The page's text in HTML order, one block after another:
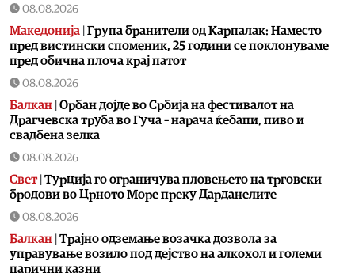
08.08.2026
Македонија Група бранители од Карпалак: Наместо
пред вистински споменик, 25 години се поклонуваме
пред обична плоча крај патот
08.08.2026
Балкан Орбан дојде во Србија на фестивалот на
Драгчевска труба во Гуча – нарача ќебапи, пиво и
свадбена зелка
08.08.2026
Свет| Турција го ограничува пловењето на трговски
бродови во Црното Море преку Дарданелите
08.08.2026
Балкан Трајно одземање возачка дозвола за
управување возило под дејство на алкохол и големи
парични казни